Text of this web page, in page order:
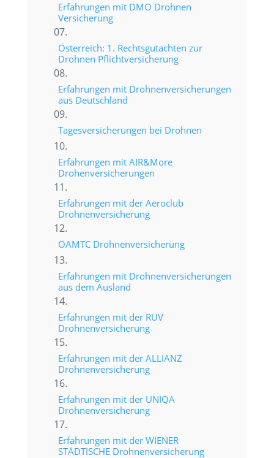
Erfahrungen mit DMO Drohnen
Versicherung
Österreich: 1. Rechtsgutachten zur
Drohnen Pflichtversicherung
Erfahrungen mit Drohnenversicherungen
aus Deutschland
Tagesversicherungen bei Drohnen
Erfahrungen mit AIR&More
Drohenversicherungen
Erfahrungen mit der Aeroclub
Drohnenversicherung
ÖAMTC Drohnenversicherung
Erfahrungen mit Drohnenversicherungen
aus dem Ausland
Erfahrungen mit der RUV
Drohnenversicherung
Erfahrungen mit der ALLIANZ
Drohnenversicherung
Erfahrungen mit der UNIQA
Drohnenversicherung
Erfahrungen mit der WIENER
STÄDTISCHE Drohnenversicherung